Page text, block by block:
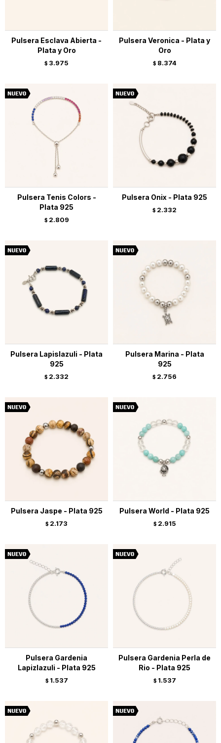
Pulsera Esclava Abierta -
Plata y Oro
$ 3.975
Pulsera Veronica - Plata y
Oro
$ 8.374
Pulsera Tenis Colors -
Plata 925
$ 2.809
Pulsera Onix - Plata 925
$ 2.332
Pulsera Lapislazuli - Plata
925
$ 2.332
Pulsera Marina - Plata
925
$ 2.756
Pulsera Jaspe - Plata 925
$ 2.173
Pulsera World - Plata 925
$ 2.915
Pulsera Gardenia
Lapizlazuli - Plata 925
$ 1.537
Pulsera Gardenia Perla de
Rio - Plata 925
$ 1.537